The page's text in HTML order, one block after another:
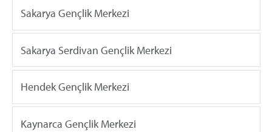
Sakarya Gençlik Merkezi
Sakarya Serdivan Gençlik Merkezi
Hendek Gençlik Merkezi
Kaynarca Gençlik Merkezi